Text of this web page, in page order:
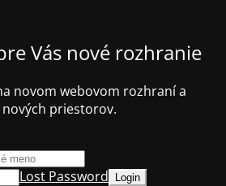
Vás nové rozhranie
novom webovom rozhraní a
priestorov.
Lost Password